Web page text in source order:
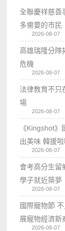
全聯慶祥慈
多需要的市民
2026-08-07
高雄瑞隆分隊
危機
2026-08-07
法律教育不
場
2026-08-07
《Kingshot
出美味 韓援
2026-08-07
會考高分生留
學子就近築夢
2026-08-07
國際寵物節
展寵物經濟新
2026-08-07